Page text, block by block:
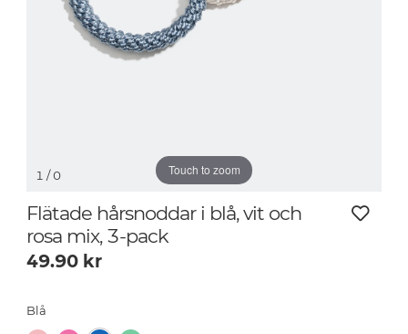
Touch to zoom
1 / 0
Flätade hårsnoddar i blå, vit och
rosa mix, 3-pack
49.90 kr
Blå